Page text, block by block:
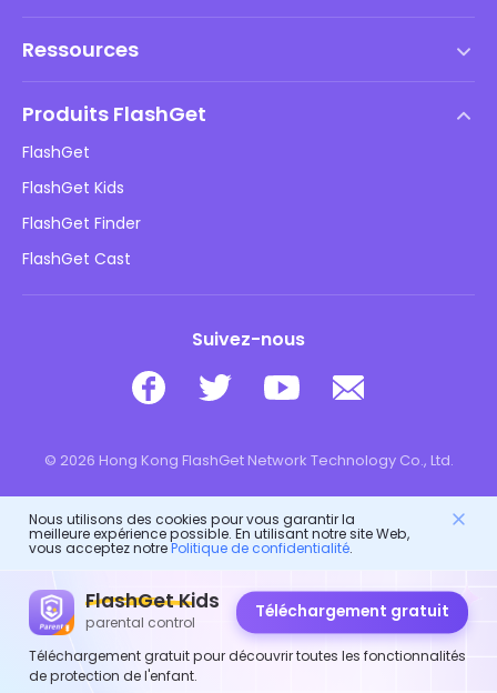
FlashGet Kids
parental control
Téléchargement gratuit
Téléchargement gratuit pour découvrir toutes les fonctionnalités
de protection de l'enfant.
Politique DMCA
Politique de confidentialité
Politiques publicitaires
Ne vendez pas mes informations
Ressources
Sécurité des enfants en ligne
Télécharger
Produits FlashGet
FlashGet
FlashGet Kids
FlashGet Finder
FlashGet Cast
Suivez-nous
© 2026 Hong Kong FlashGet Network Technology Co., Ltd.
Nous utilisons des cookies pour vous garantir la
meilleure expérience possible. En utilisant notre site Web,
vous acceptez notrePolitique de confidentialité.